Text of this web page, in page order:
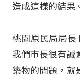
造成這樣的結果
桃園原民局局長
我們市長很有誠
築物的問題，就